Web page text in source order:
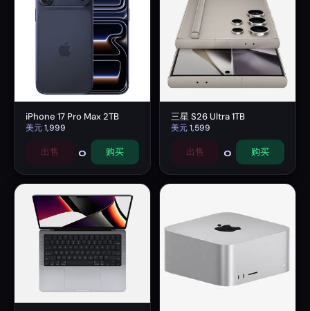
iPhone 17 Pro Max 2TB
美元1,999
出售 0 购买
三星 S26 Ultra 1TB
美元1,599
出售 0 购买